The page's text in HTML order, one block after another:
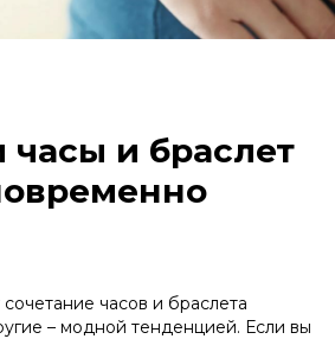
часы и браслет
часов и браслета
– модной тенденцией. Если вы